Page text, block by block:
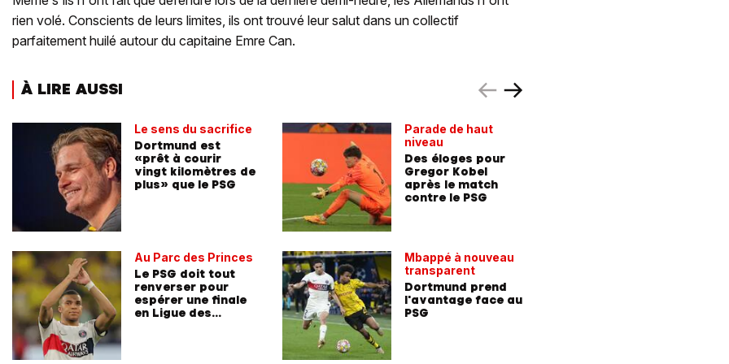
rien volé. Conscients de leurs limites, ils ont trouvé leur salut dans un collectif
parfaitement huilé autour du capitaine Emre Can.
À LIRE AUSSI
Le sens du sacrifice
Dortmund est
«prêt à courir
vingt kilomètres de
plus» que le PSG
Au Parc des Princes
Le PSG doit tout
renverser pour
espérer une finale
en Ligue des
Parade de haut
niveau
Des éloges pour
Gregor Kobel
après le match
contre le PSG
Mbappé à nouveau
transparent
Dortmund prend
l'avantage face au
PSG